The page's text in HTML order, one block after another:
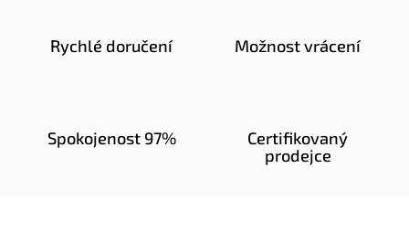
Rychlé doručení Možnost vrácení
Spokojenost 97%
Certifikovaný
prodejce